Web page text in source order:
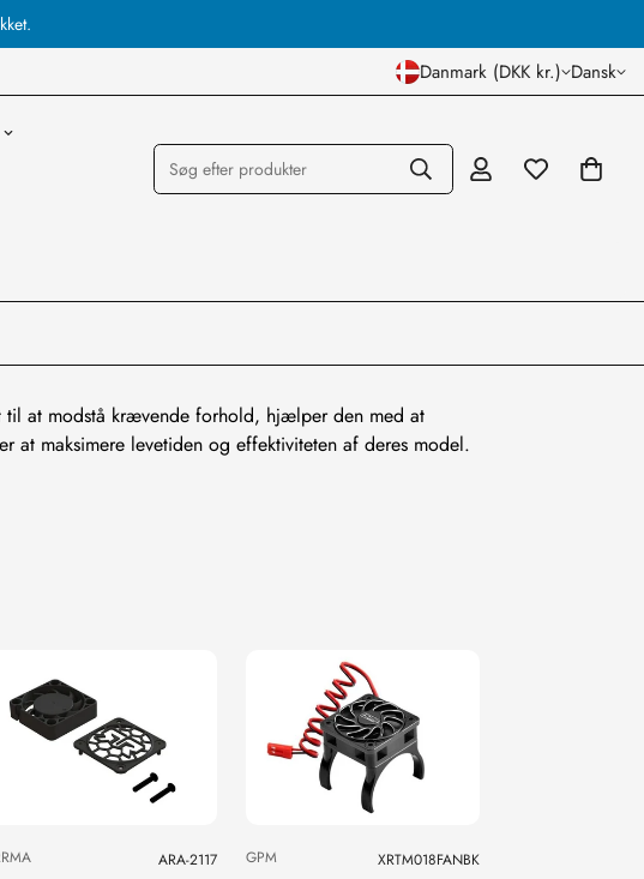
Danmark (DKK kr.) Dansk
Søg efter produkter
til at modstå krævende forhold, hjælper den med at
maksimere levetiden og effektiviteten af deres model.
ARA-2117 GPM XRTM018FANBK